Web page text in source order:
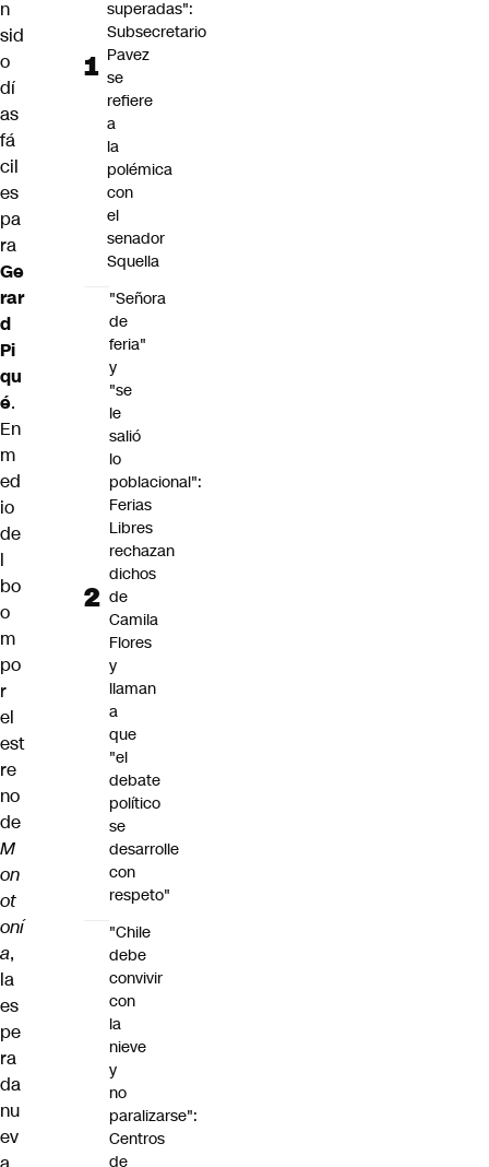
n
sid
o
dí
as
fá
cil
es
pa
ra
Ge
rar
d
Pi
qu
é.
En
m
ed
io
de
l
bo
o
m
po
r
el
est
re
no
de
M
on
ot
oní
a,
la
es
pe
ra
da
nu
ev
superadas":
Subsecretario
Pavez
se
refiere
a
la
polémica
con
el
senador
Squella
"Señora
de
feria"
y
"se
le
salió
lo
poblacional":
Ferias
Libres
rechazan
dichos
de
Camila
Flores
y
llaman
a
que
"el
debate
político
se
desarrolle
con
respeto"
"Chile
debe
convivir
con
la
nieve
y
no
paralizarse":
Centros
de